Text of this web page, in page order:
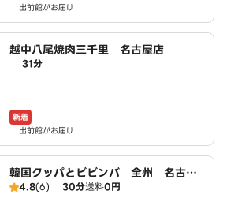
出前館がお届け
越中八尾焼肉三千里 名古屋店
31分
新着
出前館がお届け
韓国クッパとビビンバ 全州 名古屋
緑店
4.8(6) 30分送料0円